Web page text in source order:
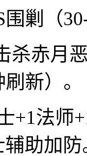
围剿（
杀赤月
新）。
+1法师
助加防